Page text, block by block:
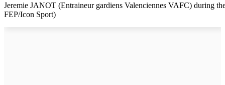
Jeremie JANOT (Entraineur gardiens Valenciennes VAFC) during
FEP/Icon Sport)